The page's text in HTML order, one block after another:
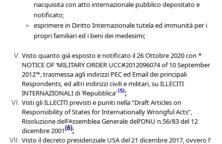
riacquisita con atto internazionale pubblico depositato e
notificato;
esprimere in Diritto Internazionale tutela ed immunità per i
proprifamiliari ed i beni dei medesimi;
Vistoquantogiàespostoe notificato il26 Ottobre 2020con *
NOTICE OF ‘MILITARY ORDER UCC#2012096074 of 10 September
2012’*,trasmessa agli indirizzi PEC ed Email dei principali
Respondents,ed altri indirizzi civili e militari,su ILLECITI
INTERNAZIONALIdi ‘Repubblica’ (5);
Vistigli ILLECITI previstie puniti nella“Draft Articles on
Responsibility of States for Internationally Wrongful Acts”,
Risoluzione dell'Assemblea Generaledell’ONU n.56/83 del 12
dicembre 2001(6);
Visto il decreto presidenziale USAdel 21 dicembre 2017, ovvero l’